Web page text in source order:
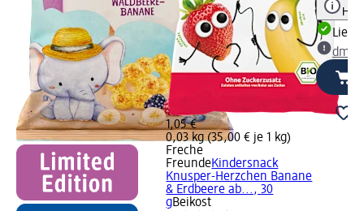
1,05 €
0,03 kg (35,00 € je 1 kg)
Freche
FreundeKindersnack
Knusper-Herzchen Banane
& Erdbeere ab..., 30
gBeikost
dm